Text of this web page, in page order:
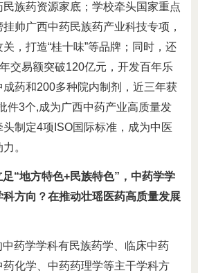
族药资源家底；学校牵头国家重点
帅广西中药民族药产业科技专项，
，打造“桂十味”等品牌；同时，还
交易额突破120亿元，开发百年乐
药和200多种院内制剂，近三年获
件3个,成为广西中药产业高质量发
制定4项ISO国际标准，成为中医
。
“地方特色+民族特色”，中药学学
方向？在推动壮瑶医药高质量发展
中药学学科有民族药学、临床中药
化学、中药药理学等主干学科方